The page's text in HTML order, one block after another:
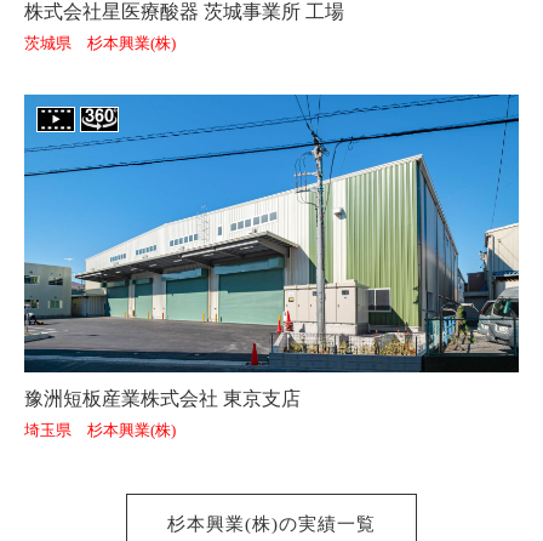
株式会社星医療酸器 茨城事業所 工場
茨城県 杉本興業(株)
豫洲短板産業株式会社 東京支店
埼玉県 杉本興業(株)
杉本興業(株)の実績一覧